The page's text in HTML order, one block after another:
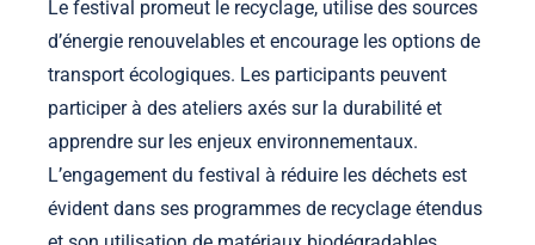
Le festival promeut le recyclage, utilise des sources
d’énergie renouvelables et encourage les options de
transport écologiques. Les participants peuvent
participer à des ateliers axés sur la durabilité et
apprendre sur les enjeux environnementaux.
L’engagement du festival à réduire les déchets est
évident dans ses programmes de recyclage étendus